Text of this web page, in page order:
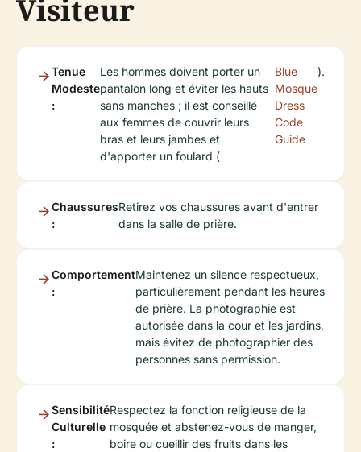
Visiteur
Tenue
Modeste
:
Les hommes doivent porter un
pantalon long et éviter les hauts
sans manches ; il est conseillé
aux femmes de couvrir leurs
bras et leurs jambes et
d'apporter un foulard (
Blue
Mosque
Dress
Code
Guide
).
Chaussures
:
Retirez vos chaussures avant d'entrer
dans la salle de prière.
Comportement
:
Maintenez un silence respectueux,
particulièrement pendant les heures
de prière. La photographie est
autorisée dans la cour et les jardins,
mais évitez de photographier des
personnes sans permission.
Sensibilité
Culturelle
:
Respectez la fonction religieuse de la
mosquée et abstenez-vous de manger,
boire ou cueillir des fruits dans les